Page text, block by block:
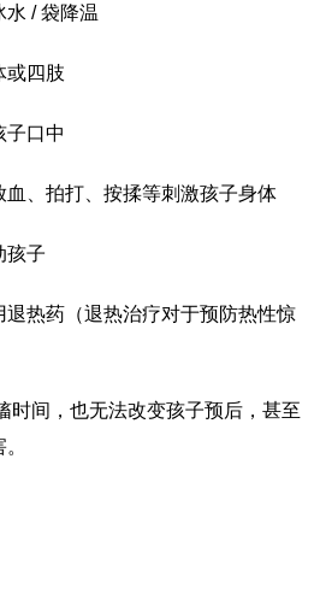
水 / 袋降温
或四肢
子口中
血、拍打、按揉等刺激孩子身体
孩子
退热药（退热治疗对于预防热性惊
时间，也无法改变孩子预后，甚至